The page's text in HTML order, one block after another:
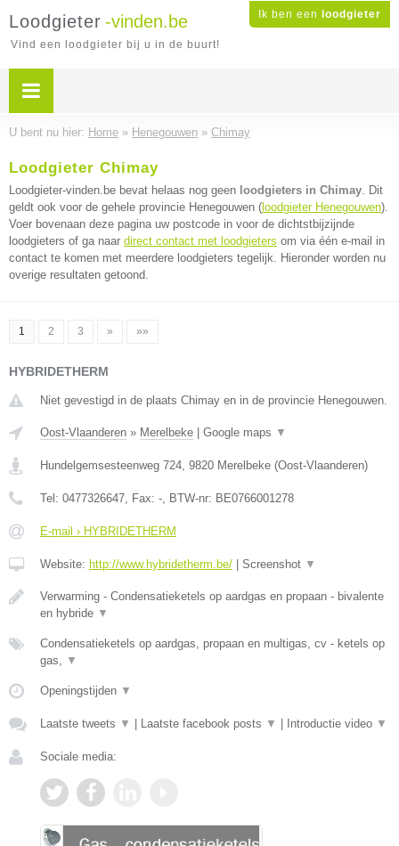
Ik ben een loodgieter
Loodgieter -vinden.be
Vind een loodgieter bij u in de buurt!
U bent nu hier: Home » Henegouwen » Chimay
Loodgieter Chimay
Loodgieter-vinden.be bevat helaas nog geen loodgieters in Chimay. Dit
geldt ook voor de gehele provincie Henegouwen ( loodgieter Henegouwen).
Voer bovenaan deze pagina uw postcode in voor de dichtstbijzijnde
loodgieters of ga naar direct contact met loodgieters om via één e-mail in
contact te komen met meerdere loodgieters tegelijk. Hieronder worden nu
overige resultaten getoond.
1 2 3 » »»
HYBRIDETHERM
Niet gevestigd in de plaats Chimay en in de provincie Henegouwen.
Oost-Vlaanderen » Merelbeke Google maps ▼
Hundelgemsesteenweg 724, 9820 Merelbeke (Oost-Vlaanderen)
Tel: 0477326647, Fax: -, BTW-nr: BE0766001278
E-mail › HYBRIDETHERM
Website: http://www.hybridetherm.be/ Screenshot ▼
Verwarming - Condensatieketels op aardgas en propaan - bivalente
en hybride ▼
Condensatieketels op aardgas, propaan en multigas, cv - ketels op
gas, ▼
Openingstijden ▼
Laatste tweets ▼ Laatste facebook posts ▼ Introductie video ▼
Sociale media: